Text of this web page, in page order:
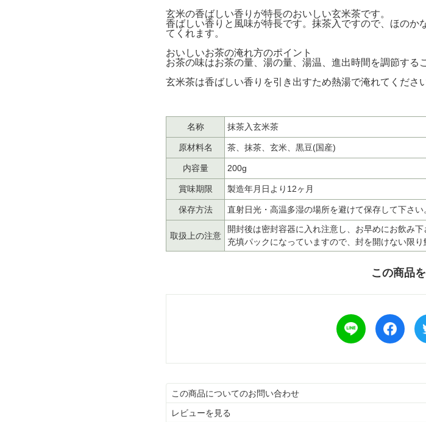
玄米の香ばしい香りが特長のおいしい玄米茶です。
香ばしい香りと風味が特長です。抹茶入ですので、ほの
てくれます。
おいしいお茶の淹れ方のポイント
お茶の味はお茶の量、湯の量、湯温、進出時間 を調節する
玄米茶は香ばしい香りを引き出すため熱湯で淹れてください
名称 抹茶入玄米茶
原材料名 茶、抹茶、玄米、黒豆(国産)
内容量 200g
賞味期限 製造年月日より12ヶ月
保存方法 直射日光・高温多湿の場所を避けて保存して下さい
取扱上の注意
開封後は密封容器に入れ注意し、お早めにお飲み
充填パックになっていますので、封を開けない限り
この商品
この商品についてのお問い合わせ
レビューを見る